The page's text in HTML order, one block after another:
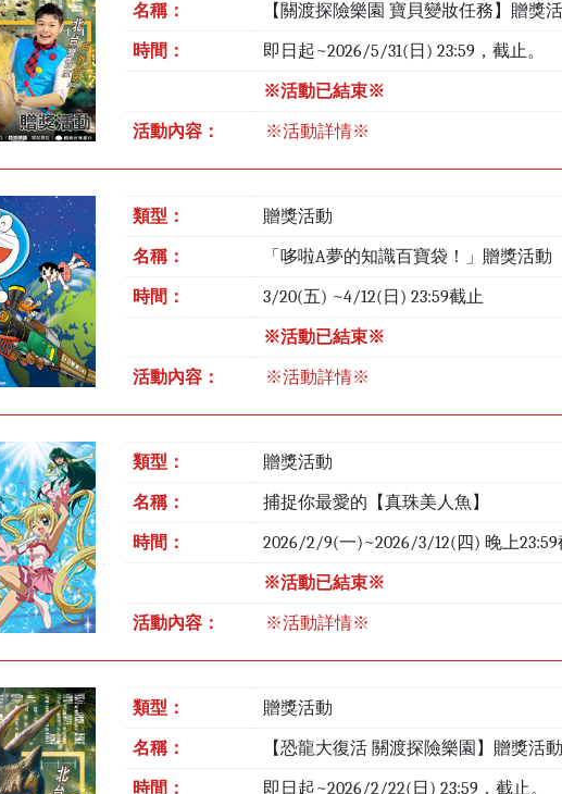
名稱： 【關渡探險樂園 寶貝變妝任務】贈獎
時間： 即日起~2026/5/31(日) 23:59，截止。
※活動已結束※
活動內容： ※活動詳情※
類型： 贈獎活動
名稱： 「哆啦A夢的知識百寶袋！」贈獎活動
時間： 3/20(五) ~4/12(日) 23:59截止
※活動已結束※
活動內容： ※活動詳情※
類型： 贈獎活動
名稱： 捕捉你最愛的【真珠美人魚】
時間： 2026/2/9(一)~2026/3/12(四) 晚上23:59
※活動已結束※
活動內容： ※活動詳情※
類型： 贈獎活動
名稱： 【恐龍大復活 關渡探險樂園】贈獎活動
時間： 即日起~2026/2/22(日) 23:59，截止。